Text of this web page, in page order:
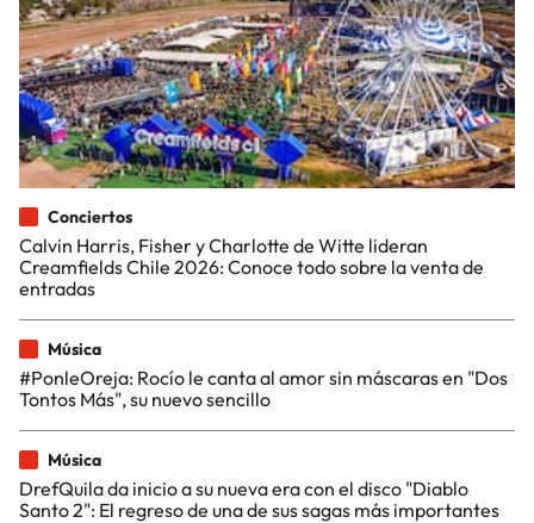
Conciertos
Calvin Harris, Fisher y Charlotte de Witte lideran
Creamfields Chile 2026: Conoce todo sobre la venta de
entradas
Música
#PonleOreja: Rocío le canta al amor sin máscaras en "Dos
Tontos Más", su nuevo sencillo
Música
DrefQuila da inicio a su nueva era con el disco "Diablo
Santo 2": El regreso de una de sus sagas más importantes